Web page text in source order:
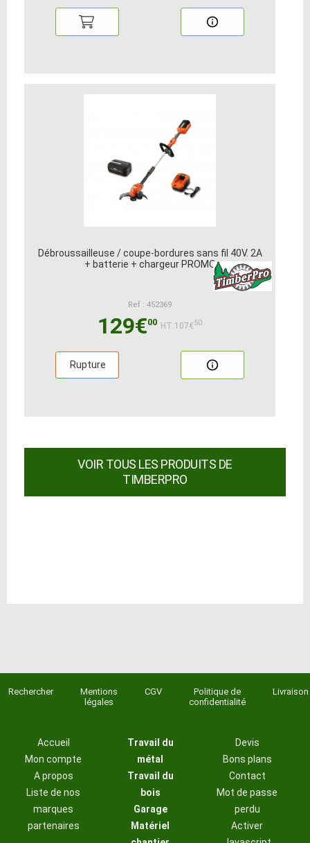
Débroussailleuse / coupe-bordures sans fil 40V. 2A
+ batterie + chargeur PROMO
Ref : 452369
129€00 HT:107€50
Rupture
VOIR TOUS LES PRODUITS DE
TIMBERPRO
Rechercher
Mentions
légales
CGV
Politique de
confidentialité
Livraison
Accueil
Mon compte
A propos
Liste de nos
marques
partenaires
Travail du
métal
Travail du
bois
Garage
Matériel
Devis
Bons plans
Contact
Mot de passe
perdu
Activer